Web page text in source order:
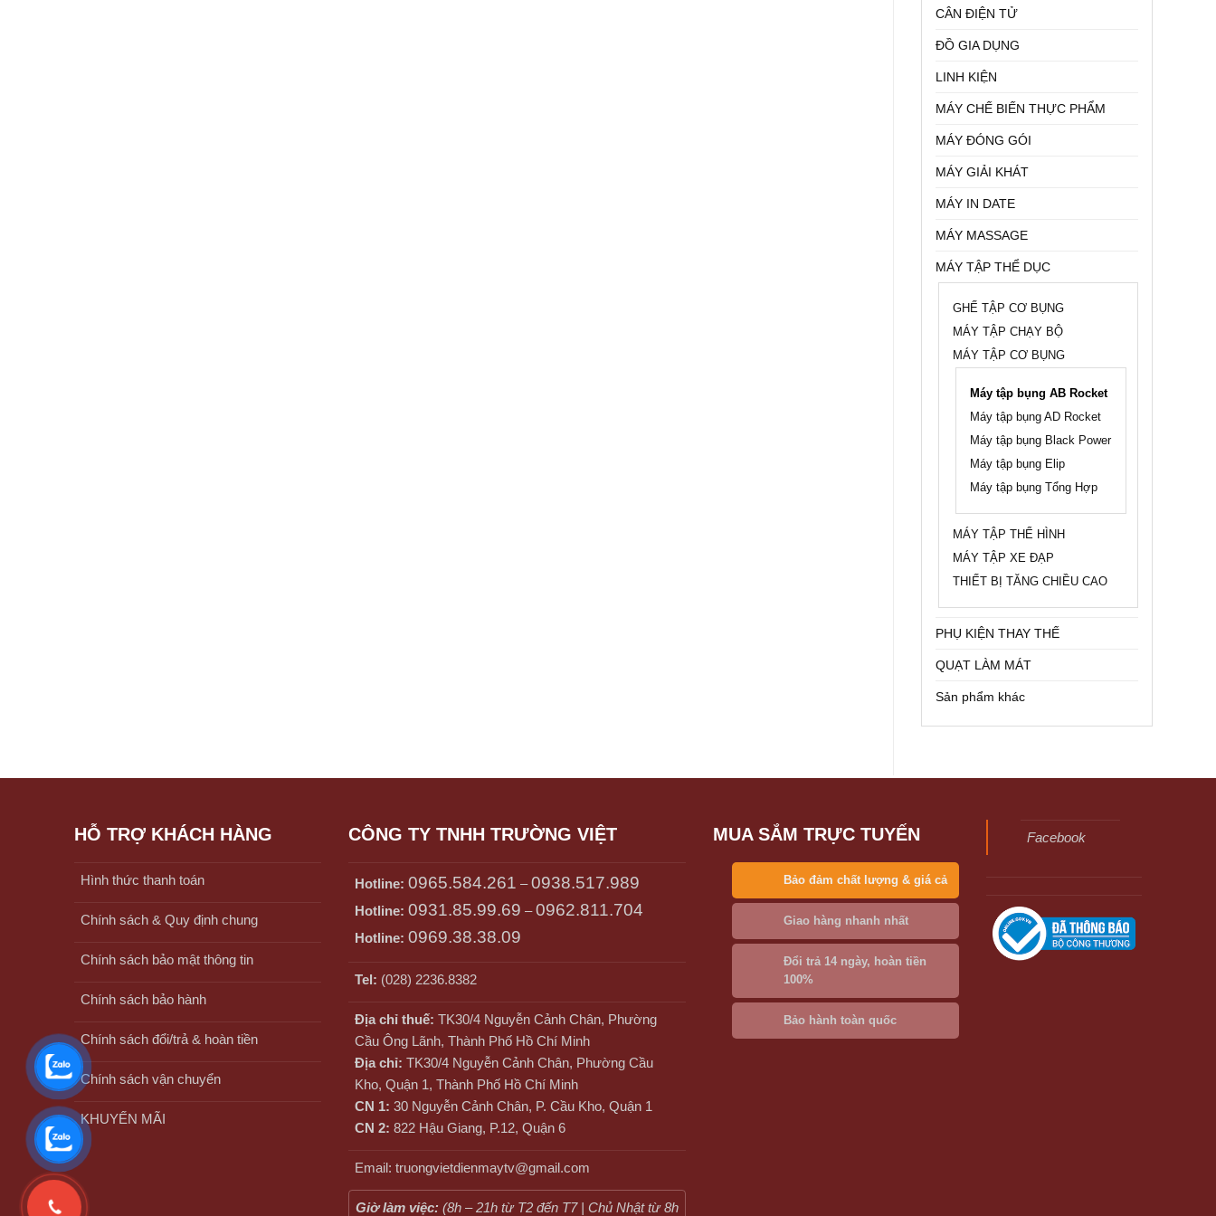
CÂN ĐIỆN TỬ
ĐỒ GIA DỤNG
LINH KIỆN
MÁY CHẾ BIẾN THỰC PHẨM
MÁY ĐÓNG GÓI
MÁY GIẢI KHÁT
MÁY IN DATE
MÁY MASSAGE
MÁY TẬP THỂ DỤC
GHẾ TẬP CƠ BỤNG
MÁY TẬP CHẠY BỘ
MÁY TẬP CƠ BỤNG
Máy tập bụng AB Rocket
Máy tập bụng AD Rocket
Máy tập bụng Black Power
Máy tập bụng Elip
Máy tập bụng Tổng Hợp
MÁY TẬP THỂ HÌNH
MÁY TẬP XE ĐẠP
THIẾT BỊ TĂNG CHIỀU CAO
PHỤ KIỆN THAY THẾ
QUẠT LÀM MÁT
Sản phẩm khác
HỖ TRỢ KHÁCH HÀNG
Hình thức thanh toán
Chính sách & Quy định chung
Chính sách bảo mật thông tin
Chính sách bảo hành
Chính sách đổi/trả & hoàn tiền
Chính sách vận chuyển
KHUYẾN MÃI
CÔNG TY TNHH TRƯỜNG VIỆT
Hotline: 0965.584.261 –0938.517.989
Hotline: 0931.85.99.69 –0962.811.704
Hotline: 0969.38.38.09
Tel: (028) 2236.8382
Địa chỉ thuế: TK30/4 Nguyễn Cảnh Chân, Phường
Cầu Ông Lãnh, Thành Phố Hồ Chí Minh
Địa chỉ: TK30/4 Nguyễn Cảnh Chân, Phường Cầu
Kho, Quận 1, Thành Phố Hồ Chí Minh
CN 1: 30 Nguyễn Cảnh Chân, P. Cầu Kho, Quận 1
CN 2: 822 Hậu Giang, P.12, Quận 6
Email: truongvietdienmaytv@gmail.com
Giờ làm việc: (8h – 21h từ T2 đến T7 | Chủ Nhật từ 8h
MUA SẮM TRỰC TUYẾN
Bảo đảm chất lượng & giá cả
Giao hàng nhanh nhất
Đổi trả 14 ngày, hoàn tiền
100%
Bảo hành toàn quốc
Facebook